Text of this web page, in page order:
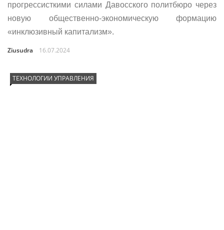
прогрессисткими силами Давосского политбюро через
новую общественно-экономическую формацию
«инклюзивный капитализм».
Ziusudra 16.07.2024
ТЕХНОЛОГИИ УПРАВЛЕНИЯ